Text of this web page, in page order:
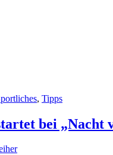
, Tipps
bei „Nacht